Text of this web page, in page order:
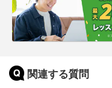
関連する質問